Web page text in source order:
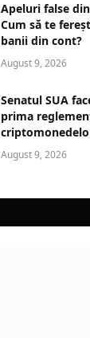
Apeluri false
Cum să te
banii din cont?
August 9, 2026
Senatul SUA
prima
August 9, 2026